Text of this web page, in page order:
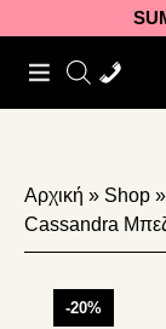
to
primary
to
main
to
footer
Αρχική » Shop »
Cassandra
-20%